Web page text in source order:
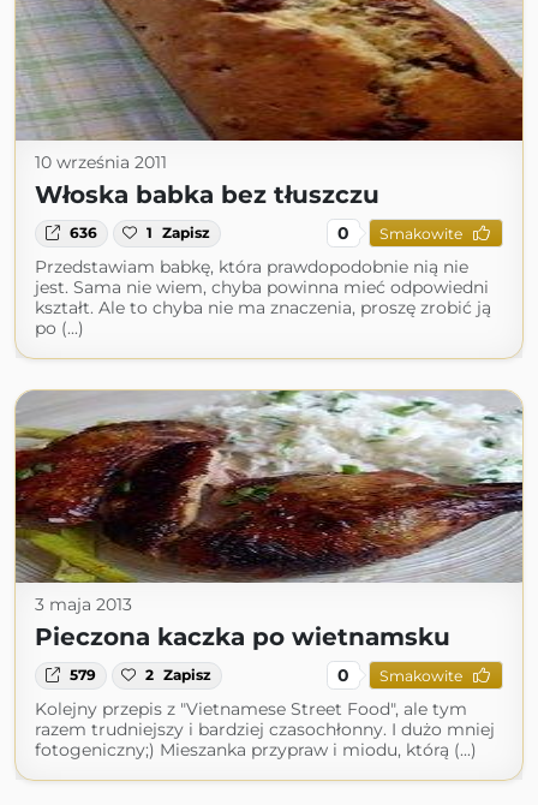
10 września 2011
Włoska babka bez tłuszczu
636 1 Zapisz 0 Smakowite
Przedstawiam babkę, która prawdopodobnie nią nie
jest. Sama nie wiem, chyba powinna mieć odpowiedni
kształt. Ale to chyba nie ma znaczenia, proszę zrobić ją
po (...)
3 maja 2013
Pieczona kaczka po wietnamsku
579 2 Zapisz 0 Smakowite
Kolejny przepis z "Vietnamese Street Food", ale tym
razem trudniejszy i bardziej czasochłonny. I dużo mniej
fotogeniczny;) Mieszanka przypraw i miodu, którą (...)